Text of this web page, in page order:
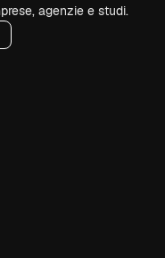
agenzie e studi.